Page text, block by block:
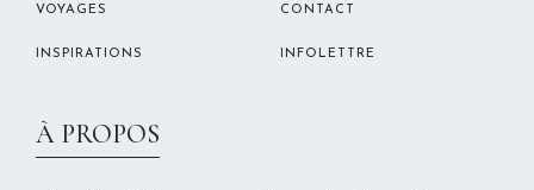
VOYAGES
INSPIRATIONS
CONTACT
INFOLETTRE
À PROPOS